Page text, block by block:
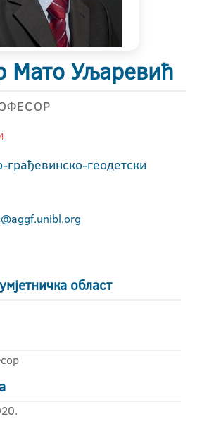
Мато Уљаревић
грађевинско-геодетски
област